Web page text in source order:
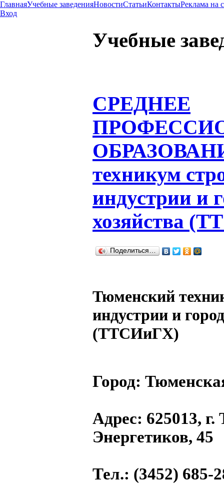
ГлавнаяУчебные заведенияНовостиСтатьиКонтактыРеклама на
Вход
Учебные
СРЕДНЕЕ
техникум
индустрии и
хозяйства
Поделиться…
Тюменский
индустрии и
(ТТСИиГХ)
Город:
Адрес: 625013,
Энергетиков, 45
Тел.: (3452) 685-